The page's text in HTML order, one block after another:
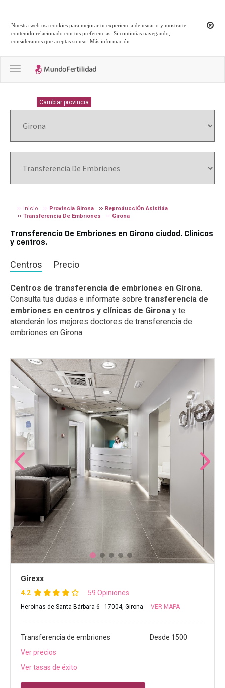
Nuestra web usa cookies para mejorar tu experiencia de usuario y mostrarte
contenido relacionado con tus preferencias. Si continúas navegando,
consideramos que aceptas su uso.Más información
Toggle navigation
Cambiar provincia
Inicio Provincia Girona
ReproducciÓn Asistida
Transferencia De Embriones
Girona
Transferencia De Embriones en Girona ciudad. Clínicas
y centros.
Centros Precio
Centros de transferencia de embriones en Girona.
Consulta tus dudas e informate sobre transferencia de
embriones en centros y clínicas de Girona y te
atenderán los mejores doctores de transferencia de
embriones en Girona.
Girexx
4.2 59 Opiniones
Heroínas de Santa Bárbara 6 - 17004, Girona VER MAPA
Transferencia de embriones
Desde 1500
Ver precios
Ver tasas de éxito